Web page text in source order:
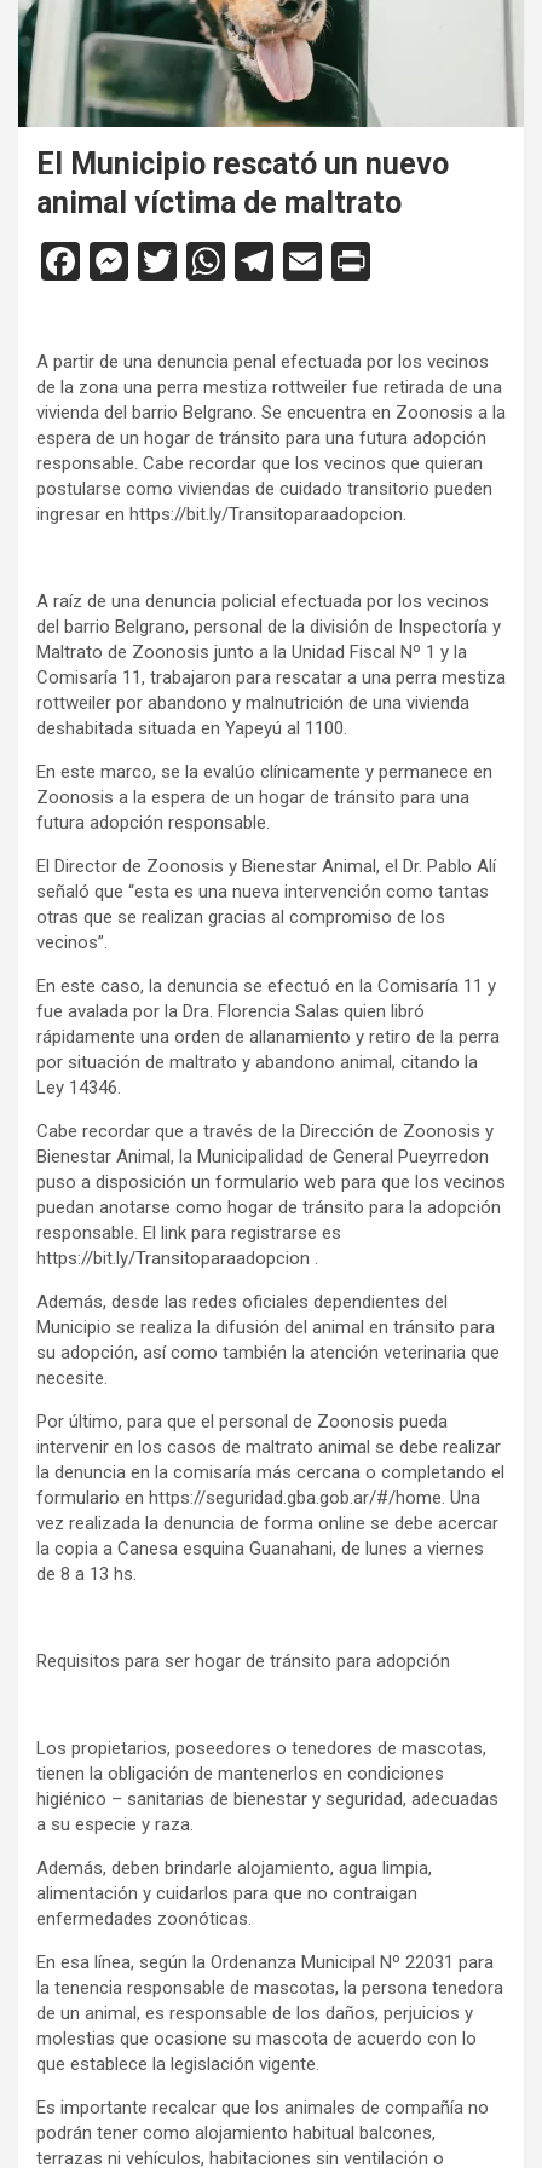
El Municipio rescató un nuevo
animal víctima de maltrato
F
b
o
o
k
M
n
g
er
T
er
W
s
A
p
p
T
gr
a
m
E
ri
e
n
dl
y
A partir de una denuncia penal efectuada por los vecinos
de la zona una perra mestiza rottweiler fue retirada de una
vivienda del barrio Belgrano. Se encuentra en Zoonosis a la
espera de un hogar de tránsito para una futura adopción
responsable. Cabe recordar que los vecinos que quieran
postularse como viviendas de cuidado transitorio pueden
ingresar en https://bit.ly/Transitoparaadopcion.
A raíz de una denuncia policial efectuada por los vecinos
del barrio Belgrano, personal de la división de Inspectoría y
Maltrato de Zoonosis junto a la Unidad Fiscal Nº 1 y la
Comisaría 11, trabajaron para rescatar a una perra mestiza
rottweiler por abandono y malnutrición de una vivienda
deshabitada situada en Yapeyú al 1100.
En este marco, se la evalúo clínicamente y permanece en
Zoonosis a la espera de un hogar de tránsito para una
futura adopción responsable.
El Director de Zoonosis y Bienestar Animal, el Dr. Pablo Alí
señaló que “esta es una nueva intervención como tantas
otras que se realizan gracias al compromiso de los
vecinos”.
En este caso, la denuncia se efectuó en la Comisaría 11 y
fue avalada por la Dra. Florencia Salas quien libró
rápidamente una orden de allanamiento y retiro de la perra
por situación de maltrato y abandono animal, citando la
Ley 14346.
Cabe recordar que a través de la Dirección de Zoonosis y
Bienestar Animal, la Municipalidad de General Pueyrredon
puso a disposición un formulario web para que los vecinos
puedan anotarse como hogar de tránsito para la adopción
responsable. El link para registrarse es
https://bit.ly/Transitoparaadopcion .
Además, desde las redes oficiales dependientes del
Municipio se realiza la difusión del animal en tránsito para
su adopción, así como también la atención veterinaria que
necesite.
Por último, para que el personal de Zoonosis pueda
intervenir en los casos de maltrato animal se debe realizar
la denuncia en la comisaría más cercana o completando el
formulario en https://seguridad.gba.gob.ar/#/home. Una
vez realizada la denuncia de forma online se debe acercar
la copia a Canesa esquina Guanahani, de lunes a viernes
de 8 a 13 hs.
Requisitos para ser hogar de tránsito para adopción
Los propietarios, poseedores o tenedores de mascotas,
tienen la obligación de mantenerlos en condiciones
higiénico – sanitarias de bienestar y seguridad, adecuadas
a su especie y raza.
Además, deben brindarle alojamiento, agua limpia,
alimentación y cuidarlos para que no contraigan
enfermedades zoonóticas.
En esa línea, según la Ordenanza Municipal Nº 22031 para
la tenencia responsable de mascotas, la persona tenedora
de un animal, es responsable de los daños, perjuicios y
molestias que ocasione su mascota de acuerdo con lo
que establece la legislación vigente.
Es importante recalcar que los animales de compañía no
podrán tener como alojamiento habitual balcones,
terrazas ni vehículos, habitaciones sin ventilación o